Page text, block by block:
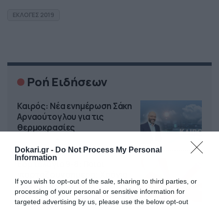
Dokari.gr - Do Not Process My Personal
Information
If you wish to opt-out of the sale, sharing to third parties, or
processing of your personal or sensitive information for
targeted advertising by us, please use the below opt-out
ΕΚΛΟΓΕΣ 2019
Ροή Ειδήσεων
Καιρός: Νέα ενημέρωση Σάκη
Αρναούτογλου για τις
θερμοκρασίες
Εορτολόγιο 9-8: Ποιοι
Πολλά
09/08/2026 10:15